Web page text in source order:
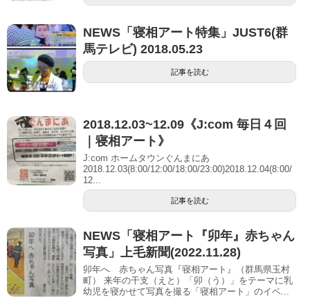
NEWS「寝相アート特集」JUST6(群
馬テレビ) 2018.05.23
記事を読む
2018.12.03~12.09《J:com 毎日４回
｜寝相アート》
J:com ホームタウンぐんまにあ
2018.12.03(8:00/12:00/18:00/23:00)2018.12.04(8:00/
12...
記事を読む
NEWS「寝相アート『卯年』赤ちゃん
写真」上毛新聞(2022.11.28)
卯年へ 赤ちゃん写真『寝相アート』（群馬県玉村
町） 来年の干支（えと）「卯（う）」をテーマに乳
幼児を寝かせて写真を撮る「寝相アート」のイベ...